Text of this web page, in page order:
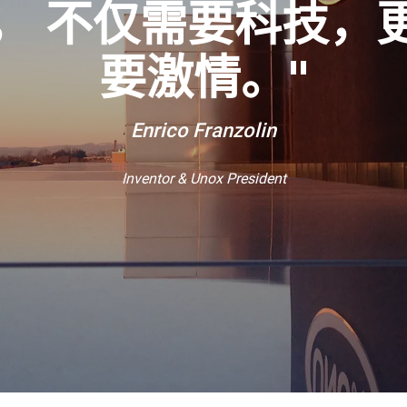
不仅需要科技，
要激情。"
Enrico Franzolin
Inventor & Unox President